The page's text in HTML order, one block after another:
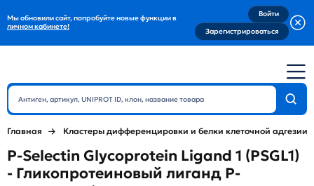
Мы обновили сайт, попробуйте новые функции в
личном кабинете!
Войти
Зарегистрироваться
Главная Кластеры дифференцировки и белки клеточной адгезии
P-Selectin Glycoprotein Ligand 1 (PSGL1)
- Гликопротеиновый лиганд P-